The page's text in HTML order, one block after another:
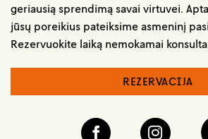
geriausią sprendimą savai virtuvei.
jūsų poreikius pateiksime asmeninį
Rezervuokite laiką nemokamai
REZERVACIJA